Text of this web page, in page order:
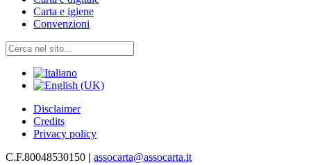
Carta e igiene
Convenzioni
Disclaimer
Credits
Privacy policy
C.F.80048530150 | assocarta@assocarta.it